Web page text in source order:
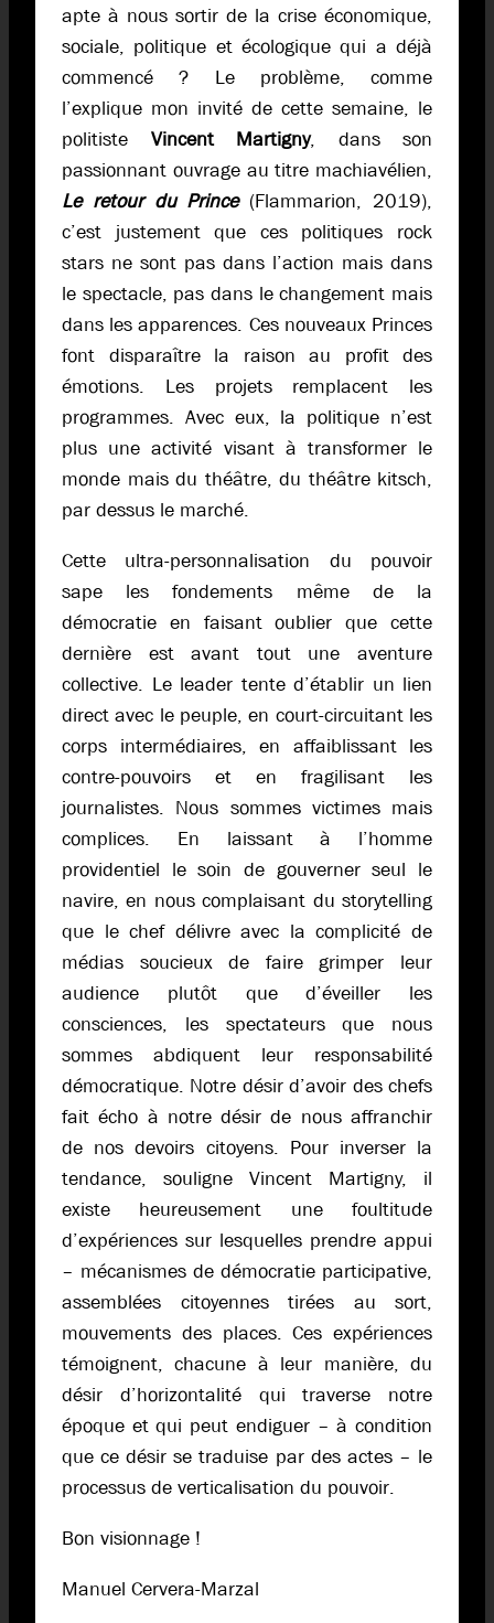
apte à nous sortir de la crise économique,
sociale, politique et écologique qui a déjà
commencé ? Le problème, comme
l’explique mon invité de cette semaine, le
politiste Vincent Martigny, dans son
passionnant ouvrage au titre machiavélien,
Le retour du Prince(Flammarion, 2019),
c’est justement que ces politiques rock
stars ne sont pas dans l’action mais dans
le spectacle, pas dans le changement mais
dans les apparences. Ces nouveaux Princes
font disparaître la raison au profit des
émotions. Les projets remplacent les
programmes. Avec eux, la politique n’est
plus une activité visant à transformer le
monde mais du théâtre, du théâtre kitsch,
par dessus le marché.
Cette ultra-personnalisation du pouvoir
sape les fondements même de la
démocratie en faisant oublier que cette
dernière est avant tout une aventure
collective. Le leader tente d’établir un lien
direct avec le peuple, en court-circuitant les
corps intermédiaires, en affaiblissant les
contre-pouvoirs et en fragilisant les
journalistes. Nous sommes victimes mais
complices. En laissant à l’homme
providentiel le soin de gouverner seul le
navire, en nous complaisant du storytelling
que le chef délivre avec la complicité de
médias soucieux de faire grimper leur
audience plutôt que d’éveiller les
consciences, les spectateurs que nous
sommes abdiquent leur responsabilité
démocratique. Notre désir d’avoir des chefs
fait écho à notre désir de nous affranchir
de nos devoirs citoyens. Pour inverser la
tendance, souligne Vincent Martigny, il
existe heureusement une foultitude
d’expériences sur lesquelles prendre appui
– mécanismes de démocratie participative,
assemblées citoyennes tirées au sort,
mouvements des places. Ces expériences
témoignent, chacune à leur manière, du
désir d’horizontalité qui traverse notre
époque et qui peut endiguer – à condition
que ce désir se traduise par des actes – le
processus de verticalisation du pouvoir.
Bon visionnage !
Manuel Cervera-Marzal